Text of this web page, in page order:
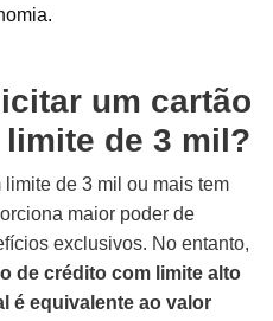
um cartão
de 3 mil?
de 3 mil ou mais tem
maior poder de
exclusivos. No entanto,
de crédito com limite alto
é equivalente ao valor